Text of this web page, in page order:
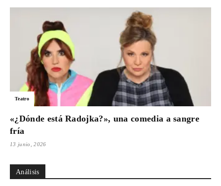
Teatro
«¿Dónde está Radojka?», una comedia a sangre
fría
13 junio, 2026
Análisis